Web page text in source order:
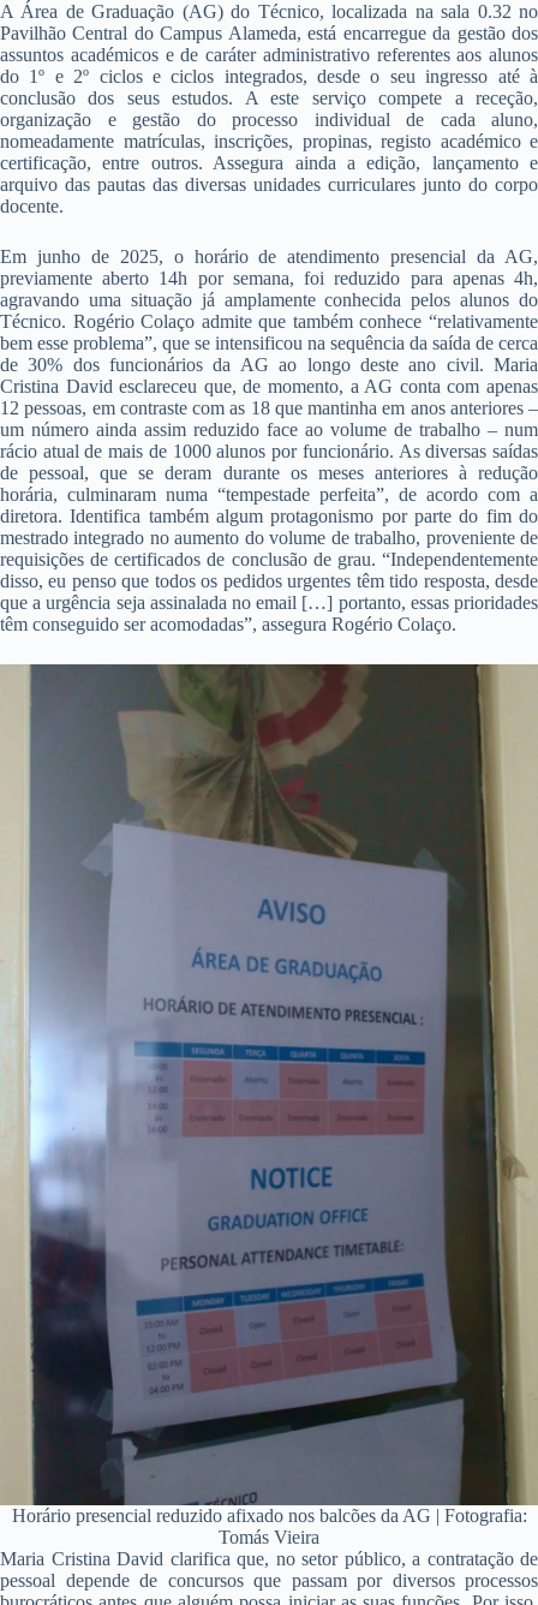
A Área de Graduação (AG) do Técnico, localizada na sala 0.32 no
Pavilhão Central do Campus Alameda, está encarregue da gestão dos
assuntos académicos e de caráter administrativo referentes aos alunos
do 1º e 2º ciclos e ciclos integrados, desde o seu ingresso até à
conclusão dos seus estudos. A este serviço compete a receção,
organização e gestão do processo individual de cada aluno,
nomeadamente matrículas, inscrições, propinas, registo académico e
certificação, entre outros. Assegura ainda a edição, lançamento e
arquivo das pautas das diversas unidades curriculares junto do corpo
docente.
Em junho de 2025, o horário de atendimento presencial da AG,
previamente aberto 14h por semana, foi reduzido para apenas 4h,
agravando uma situação já amplamente conhecida pelos alunos do
Técnico. Rogério Colaço admite que também conhece “relativamente
bem esse problema”, que se intensificou na sequência da saída de cerca
de 30% dos funcionários da AG ao longo deste ano civil. Maria
Cristina David esclareceu que, de momento, a AG conta com apenas
12 pessoas, em contraste com as 18 que mantinha em anos anteriores –
um número ainda assim reduzido face ao volume de trabalho – num
rácio atual de mais de 1000 alunos por funcionário. As diversas saídas
de pessoal, que se deram durante os meses anteriores à redução
horária, culminaram numa “tempestade perfeita”, de acordo com a
diretora. Identifica também algum protagonismo por parte do fim do
mestrado integrado no aumento do volume de trabalho, proveniente de
requisições de certificados de conclusão de grau. “Independentemente
disso, eu penso que todos os pedidos urgentes têm tido resposta, desde
que a urgência seja assinalada no email […] portanto, essas prioridades
têm conseguido ser acomodadas”, assegura Rogério Colaço.
Horário presencial reduzido afixado nos balcões da AG | Fotografia:
Tomás Vieira
Maria Cristina David clarifica que, no setor público, a contratação de
pessoal depende de concursos que passam por diversos processos